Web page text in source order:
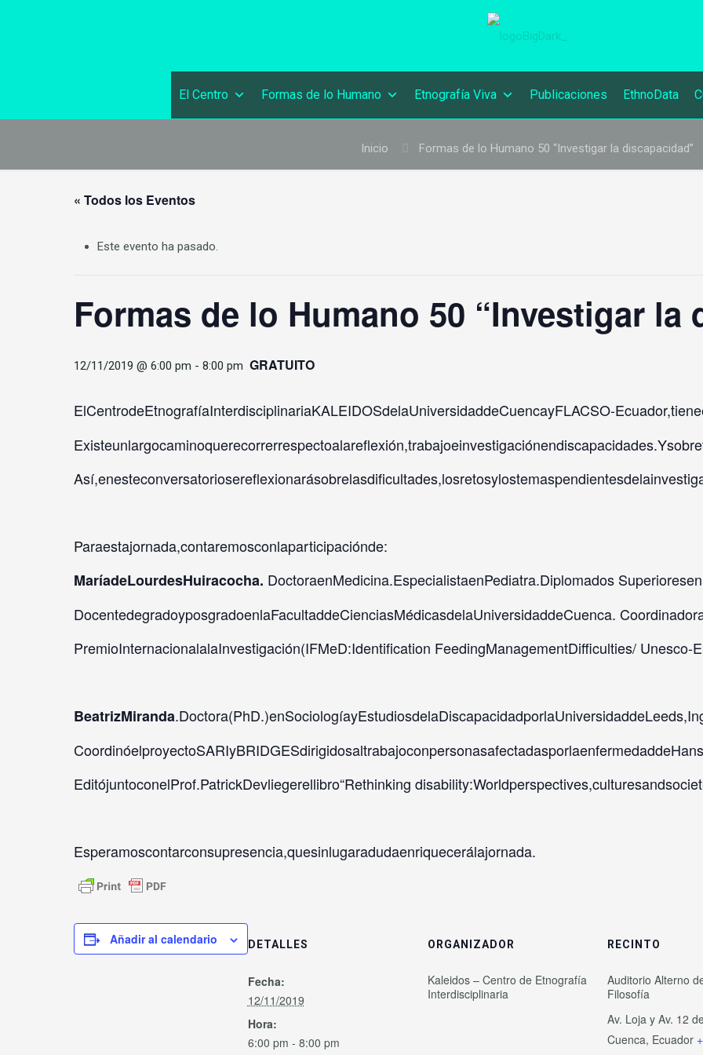
El Centro Formas de lo Humano Etnografía Viva Publicaciones EthnoData
Inicio Formas de lo Humano 50 “Investigar la discapacidad”
« Todos los Eventos
Este evento ha pasado.
Formas de lo Humano 50 “Investigar la
12/11/2019 @ 6:00 pm - 8:00 pm GRATUITO
ElCentrodeEtnografíaInterdisciplinariaKALEIDOSdelaUniversidaddeCuencayFLACSO-
Paraestajornada,contaremosconlaparticipaciónde:
MaríadeLourdesHuiracocha. DoctoraenMedicina.EspecialistaenPediatra.Diplomados
DocentedegradoyposgradoenlaFacultaddeCienciasMédicasdelaUniversidaddeCuenca.
PremioInternacionalalaInvestigación(IFMeD:Identification FeedingManagementDifficulties/
BeatrizMiranda
EditójuntoconelProf.PatrickDevliegerellibro“Rethinking
Esperamoscontarconsupresencia,quesinlugaradudaenriquecerálajornada.
Añadir al calendario DETALLES
Fecha:
12/11/2019
Hora:
6:00 pm - 8:00 pm
ORGANIZADOR
Kaleidos – Centro de Etnografía
Interdisciplinaria
RECINTO
Auditorio Alterno
Filosofía
Av. Loja y Av. 12
Cuenca, Ecuador